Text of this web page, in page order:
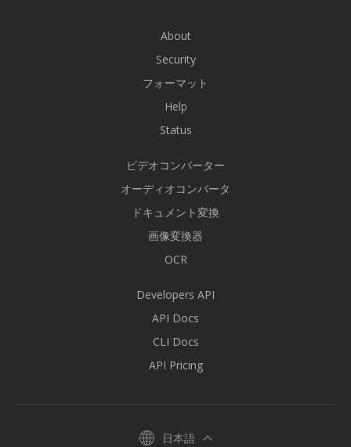
About
Security
フォーマット
Help
Status
ビデオコンバーター
オーディオコンバータ
ドキュメント変換
画像変換器
OCR
Developers API
API Docs
CLI Docs
API Pricing
日本語